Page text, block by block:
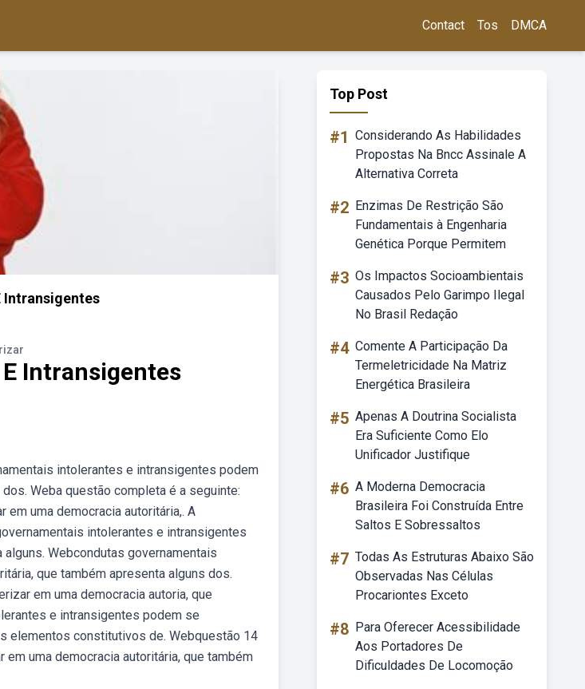
Contact Tos DMCA
Intransigentes
Intransigentes
intolerantes e intransigentes podem
Weba questão completa é a seguinte:
uma democracia autoritária,. A
intolerantes e intransigentes
Webcondutas governamentais
que também apresenta alguns dos.
em uma democracia autoria, que
e intransigentes podem se
elementos constitutivos de. Webquestão 14
uma democracia autoritária, que também
Top Post
#1 Considerando As Habilidades
Propostas Na Bncc Assinale A
Alternativa Correta
#2 Enzimas De Restrição São
Fundamentais à Engenharia
Genética Porque Permitem
#3 Os Impactos Socioambientais
Causados Pelo Garimpo Ilegal
No Brasil Redação
#4 Comente A Participação Da
Termeletricidade Na Matriz
Energética Brasileira
#5 Apenas A Doutrina Socialista
Era Suficiente Como Elo
Unificador Justifique
#6 A Moderna Democracia
Brasileira Foi Construída Entre
Saltos E Sobressaltos
#7 Todas As Estruturas Abaixo São
Observadas Nas Células
Procariontes Exceto
#8 Para Oferecer Acessibilidade
Aos Portadores De
Dificuldades De Locomoção